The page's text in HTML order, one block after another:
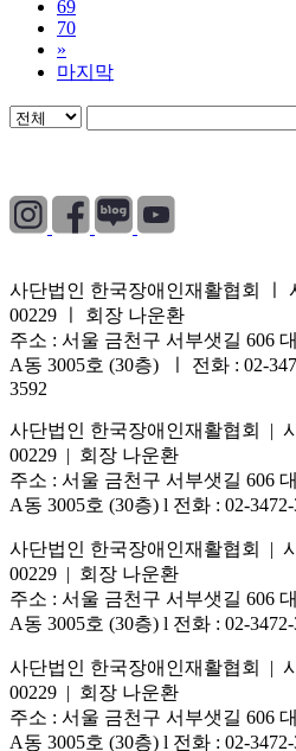
69
70
»
마지막
사단법인 한국장애인재활협회 ㅣ
00229 ㅣ 회장 나운환
주소 : 서울 금천구 서부샛길 606
A동 3005호 (30층) ㅣ 전화 : 02-
3592
사단법인 한국장애인재활협회 |
00229 | 회장 나운환
주소 : 서울 금천구 서부샛길 606
A동 3005호 (30층) l 전화 : 02-
사단법인 한국장애인재활협회 |
00229 | 회장 나운환
주소 : 서울 금천구 서부샛길 606
A동 3005호 (30층) l 전화 : 02-
사단법인 한국장애인재활협회 |
00229 | 회장 나운환
주소 : 서울 금천구 서부샛길 606
A동 3005호 (30층) l 전화 : 02-